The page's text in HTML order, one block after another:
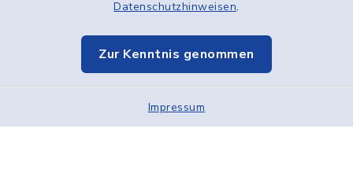
Datenschutzhinweisen.
Zur Kenntnis genommen
Impressum
Elektronische Kommunikation
Sitemap